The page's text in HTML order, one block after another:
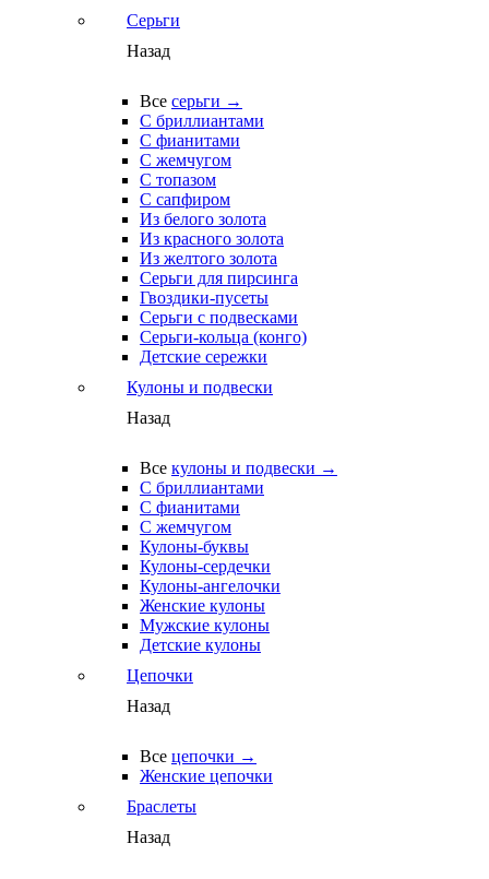
Серьги
Назад
Все серьги →
С бриллиантами
С фианитами
С жемчугом
С топазом
С сапфиром
Из белого золота
Из красного золота
Из желтого золота
Серьги для пирсинга
Гвоздики-пусеты
Серьги с подвесками
Серьги-кольца (конго)
Детские сережки
Кулоны и подвески
Назад
Все кулоны и подвески →
С бриллиантами
С фианитами
С жемчугом
Кулоны-буквы
Кулоны-сердечки
Кулоны-ангелочки
Женские кулоны
Мужские кулоны
Детские кулоны
Цепочки
Назад
Все цепочки →
Женские цепочки
Браслеты
Назад